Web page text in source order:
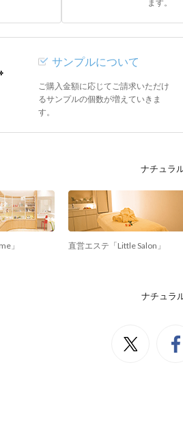
ます。
サンプルについて
ご購入金額に応じてご請求いただけ
るサンプルの個数が増えていきま
す。
ナチュラ
」 直営エステ「Little Salon」
ナチュラ